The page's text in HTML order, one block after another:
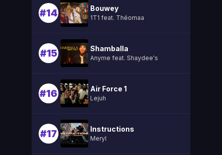
#14 Bouwey
1T1 feat. Théomaa
#15 Shamballa
Anyme feat. Shaydee's
#16 Air Force 1
Lejuh
#17 Instructions
Meryl